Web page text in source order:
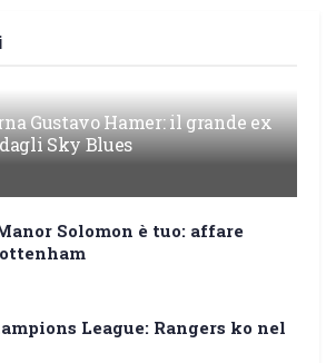
Gustavo Hamer: il grande ex
Sky Blues
Solomon è tuo: affare
League: Rangers ko nel